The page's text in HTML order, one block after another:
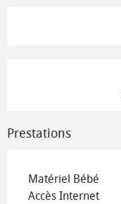
Prestations
Matériel Bébé
Accès Internet